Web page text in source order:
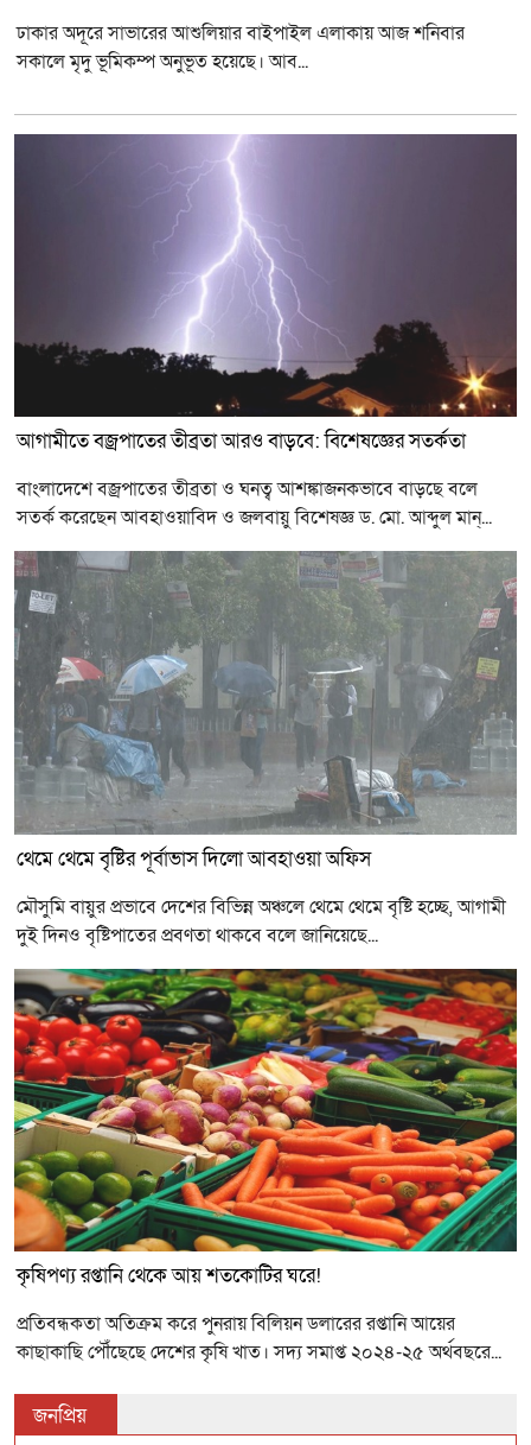
ঢাকার অদূরে সাভারের আশুলিয়ার বাইপাইল এলাকায় আজ শনিবার
সকালে মৃদু ভূমিকম্প অনুভূত হয়েছে। আব...
আগামীতে বজ্রপাতের তীব্রতা আরও বাড়বে: বিশেষজ্ঞের সতর্কতা
বাংলাদেশে বজ্রপাতের তীব্রতা ও ঘনত্ব আশঙ্কাজনকভাবে বাড়ছে বলে
সতর্ক করেছেন আবহাওয়াবিদ ও জলবায়ু বিশেষজ্ঞ ড. মো. আব্দুল মান্...
থেমে থেমে বৃষ্টির পূর্বাভাস দিলো আবহাওয়া অফিস
মৌসুমি বায়ুর প্রভাবে দেশের বিভিন্ন অঞ্চলে থেমে থেমে বৃষ্টি হচ্ছে, আগামী
দুই দিনও বৃষ্টিপাতের প্রবণতা থাকবে বলে জানিয়েছে...
কৃষিপণ্য রপ্তানি থেকে আয় শতকোটির ঘরে!
প্রতিবন্ধকতা অতিক্রম করে পুনরায় বিলিয়ন ডলারের রপ্তানি আয়ের
কাছাকাছি পৌঁছেছে দেশের কৃষি খাত। সদ্য সমাপ্ত ২০২৪-২৫ অর্থবছরে...
জনপ্রিয়